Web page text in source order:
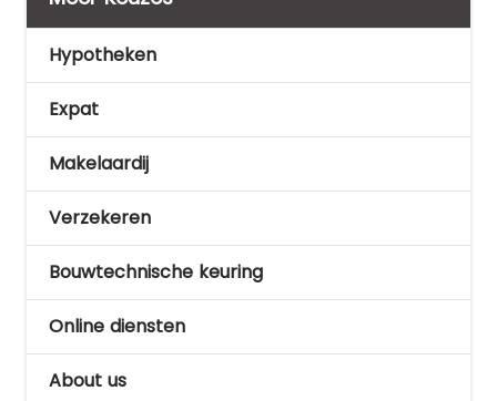
Hypotheken
Expat
Makelaardij
Verzekeren
Bouwtechnische keuring
Online diensten
About us